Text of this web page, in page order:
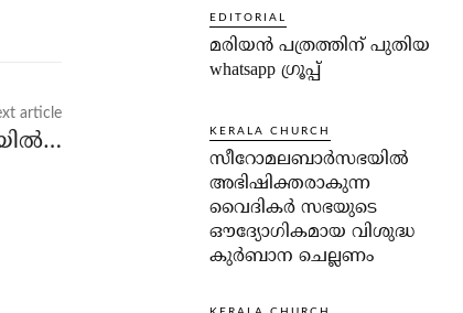
article
EDITORIAL
മരിയൻ പത്രത്തിന് പുതിയ
whatsapp ഗ്രൂപ്പ്
KERALA CHURCH
സീറോമലബാർസഭയിൽ
അഭിഷിക്തരാകുന്ന
വൈദികർ സഭയുടെ
ഔദ്യോഗികമായ വിശുദ്ധ
കുർബാന ചെല്ലണം